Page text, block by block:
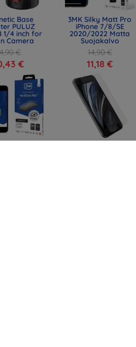
Base
PULUZ
1/4 inch for
Camera
€
€
3MK Silky Matt Pro
iPhone 7/8/SE
2020/2022 Matta
Suojakalvo
14,90 €
11,18 €